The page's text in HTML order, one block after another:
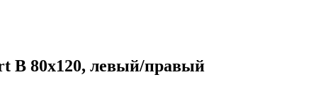
B 80х120, левый/правый